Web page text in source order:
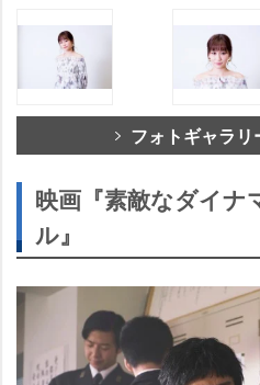
フォトギャラ
映画『素敵なダイ
ル』